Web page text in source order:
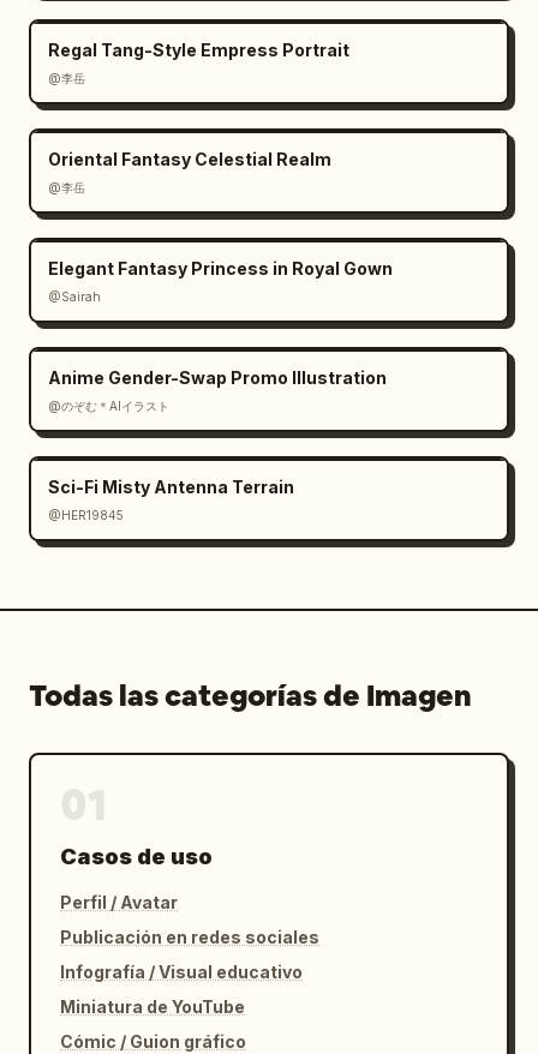
Regal Tang-Style Empress Portrait
@李岳
Oriental Fantasy Celestial Realm
@李岳
Elegant Fantasy Princess in Royal Gown
@Sairah
Anime Gender-Swap Promo Illustration
@のぞむ＊AIイラスト
Sci-Fi Misty Antenna Terrain
@HER19845
Todas las categorías de Imagen
Casos de uso
Perfil / Avatar
Publicación en redes sociales
Infografía / Visual educativo
Miniatura de YouTube
Cómic / Guion gráfico